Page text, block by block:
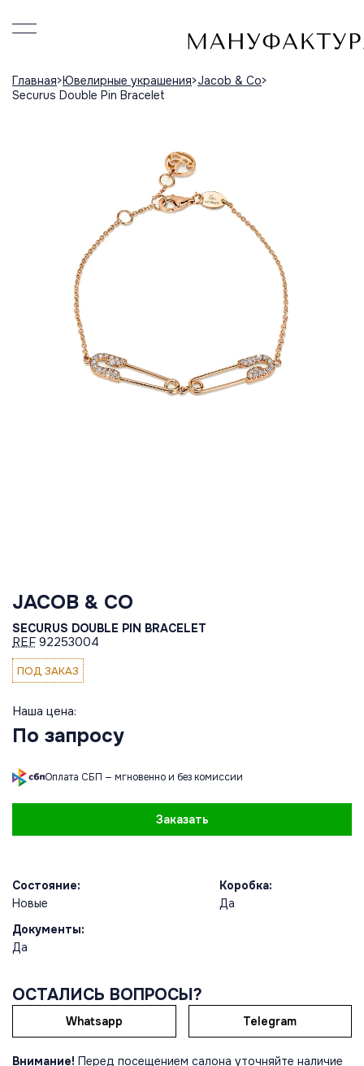
Главная Ювелирные украшения Jacob & Co
Securus Double Pin Bracelet
JACOB & CO
SECURUS DOUBLE PIN BRACELET
REF 92253004
ПОД ЗАКАЗ
Наша цена:
По запросу
Оплата СБП — мгновенно и без комиссии
Заказать
Состояние:
Новые
Коробка:
Да
Документы:
Да
ОСТАЛИСЬ ВОПРОСЫ?
Whatsapp Telegram
Внимание! Перед посещением салона уточняйте наличие